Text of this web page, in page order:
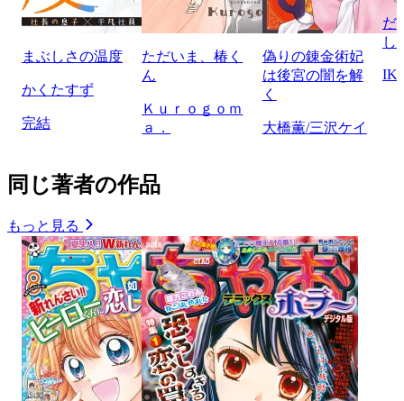
まぶしさの温度
かくたすず
完結
ただいま、椿く
ん
Ｋｕｒｏｇｏｍ
ａ．
偽りの錬金術妃
は後宮の闇を解
く
大橋薫/三沢ケイ
だ
し
同じ著者の作品
もっと見る